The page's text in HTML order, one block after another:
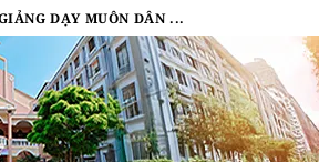
DẠY MUÔN DÂN ...